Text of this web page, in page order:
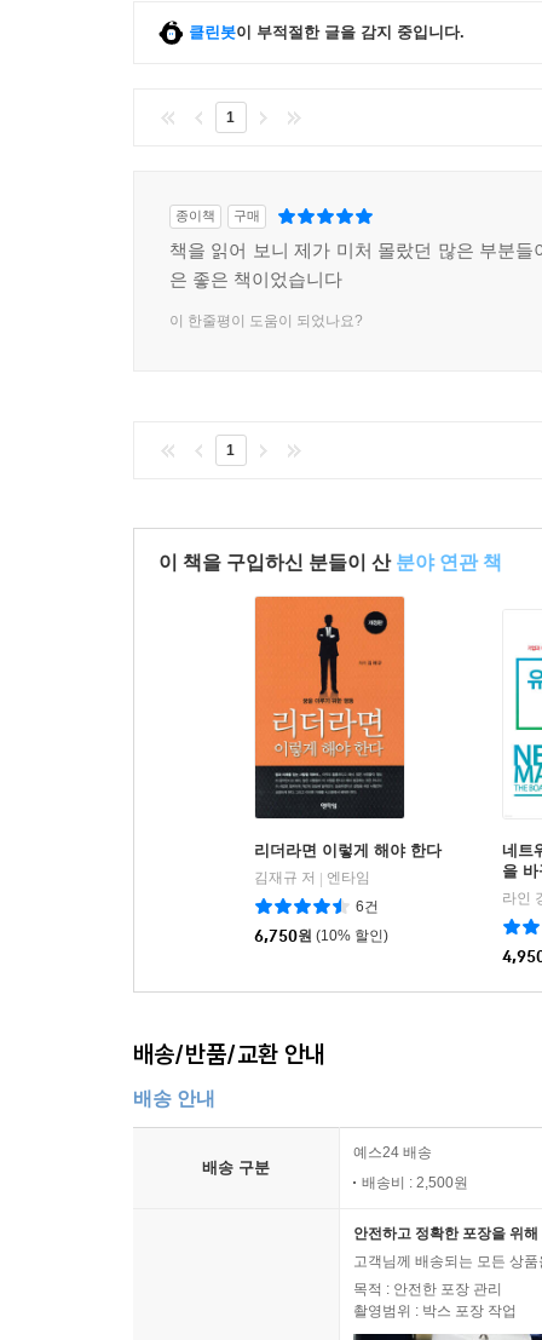
클린봇이 부적절한 글을 감지 중입니다.
1
종이책 구매
책을 읽어 보니 제가 미처 몰랐던 많은 부분들
은 좋은 책이었습니다
이 한줄평이 도움이 되었나요?
1
이 책을 구입하신 분들이 산 분야 연관 책
리더라면 이렇게 해야 한다
김재규 저
엔타임
6건
6,750원 (10% 할인)
네트
을 바
라인
배송/반품/교환 안내
배송 안내
배송 구분
예스24 배송
배송비 : 2,500원
안전하고 정확한 포장을 위
고객님께 배송되는 모든 상
목적 : 안전한 포장 관리
촬영범위 : 박스 포장 작업